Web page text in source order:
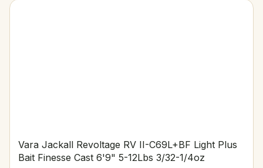
Vara Jackall Revoltage RV II-C69L+BF Light Plus
Bait Finesse Cast 6'9" 5-12Lbs 3/32-1/4oz